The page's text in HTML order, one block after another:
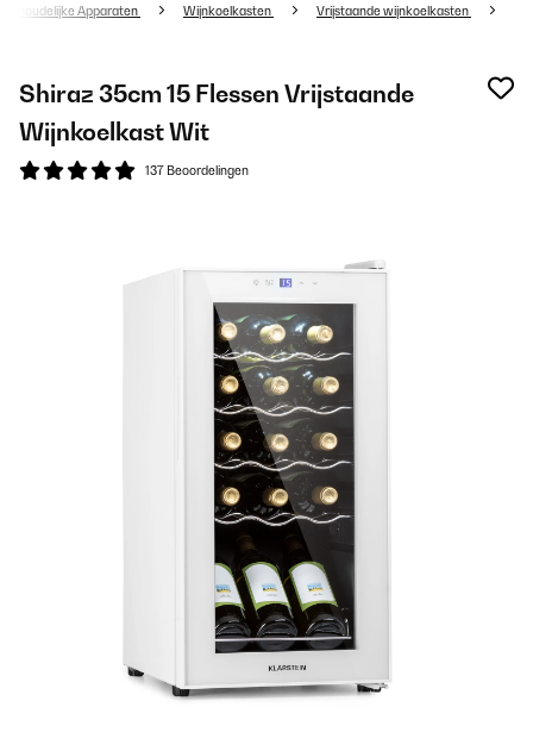
Apparaten Wijnkoelkasten Vrijstaande wijnkoelkasten
Shiraz 35cm 15 Flessen Vrijstaande
Wijnkoelkast Wit
137 Beoordelingen